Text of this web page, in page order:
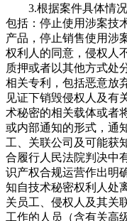
3.根据案件具体情况
包括：停止使用涉案技
产品，停止销售使用涉
权利人的同意，侵权人
质押或者以其他方式处
相关专利，包括恶意放
见证下销毁侵权人及有
术秘密的相关载体或者
或内部通知的形式，通
工、关联公司及可能获
合履行人民法院判决中
识产权合规运营作出明
知自技术秘密权利人处
关员工、侵权人及其关
工作的人员（含有关高